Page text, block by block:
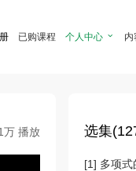
已购课程 个人中心  内
万 播放 选集
[1] 多项